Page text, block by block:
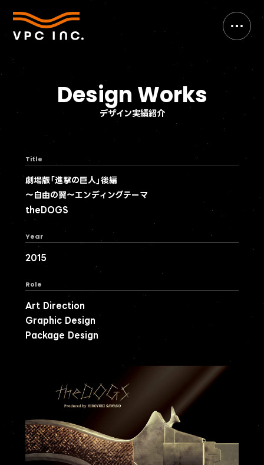
デザイン実績紹介
Design Works
Title
劇場版「進撃の巨人」後編
～自由の翼～エンディングテーマ
theDOGS
Year
2015
Role
Art Direction
Graphic Design
Package Design